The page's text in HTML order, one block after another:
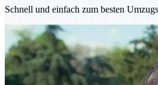
Schnell und einfach zum besten